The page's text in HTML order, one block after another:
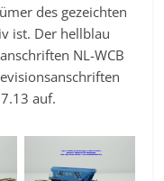
des gezeichten
ist. Der hellblau
NL-WCB
auf.